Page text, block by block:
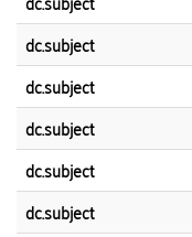
dc.subject
dc.subject
dc.subject
dc.subject
dc.subject